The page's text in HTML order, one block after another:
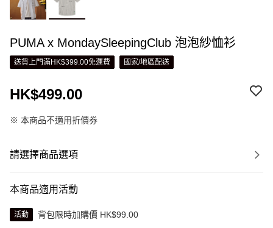
PUMA x MondaySleepingClub 泡泡紗恤衫
送貨上門滿HK$399.00免運費 國家/地區配送
HK$499.00
※ 本商品不適用折價券
請選擇商品選項
本商品適用活動
活動 背包限時加購價 HK$99.00